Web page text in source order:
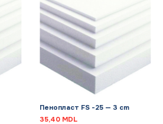
Пенопласт FS -25 — 3 cm
35,40 MDL